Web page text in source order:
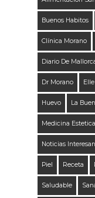
Buenos Habitos
Clínica Morano
Diario De
Dr Morano Elle
Huevo La
Medicina Estetica
Noticias
Piel Receta
Saludable